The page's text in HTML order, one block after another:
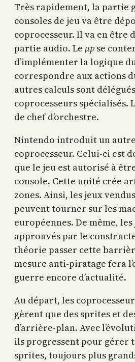
Très rapidement, la partie
consoles de jeu va être
coprocesseur. Il va en être
partie audio. Le µp se
d’implémenter la logique
correspondre aux actions
autres calculs sont
coprocesseurs spécialisés.
de chef d’orchestre.
Nintendo introduit un
coprocesseur. Celui-ci est
que le jeu est autorisé à
console. Cette unité crée
zones. Ainsi, les jeux
peuvent tourner sur les
européennes. De même,
approuvés par le
théorie passer cette
mesure anti-piratage fera
guerre encore d’actualité.
Au départ, les
gèrent que des sprites et
d’arrière-plan. Avec
ils progressent pour gérer
sprites, toujours plus